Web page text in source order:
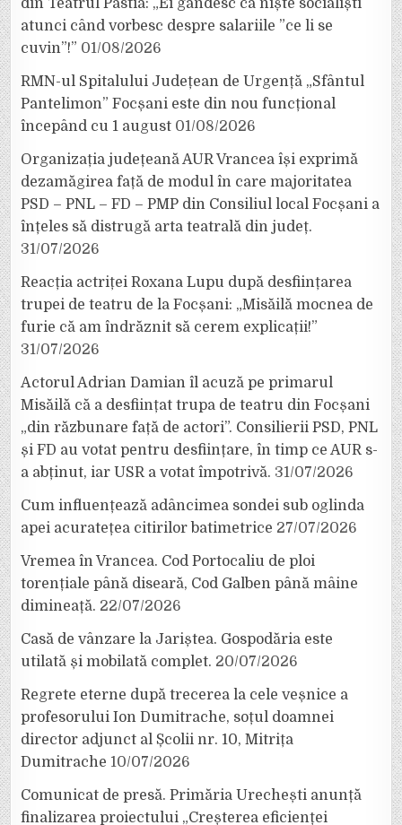
din Teatrul Pastia: „Ei gândesc ca niște socialiști
atunci când vorbesc despre salariile ”ce li se
cuvin”!” 01/08/2026
RMN-ul Spitalului Județean de Urgență „Sfântul
Pantelimon” Focșani este din nou funcțional
începând cu 1 august 01/08/2026
Organizația județeană AUR Vrancea își exprimă
dezamăgirea față de modul în care majoritatea
PSD – PNL – FD – PMP din Consiliul local Focșani a
înțeles să distrugă arta teatrală din județ.
31/07/2026
Reacția actriței Roxana Lupu după desființarea
trupei de teatru de la Focșani: „Misăilă mocnea de
furie că am îndrăznit să cerem explicații!”
31/07/2026
Actorul Adrian Damian îl acuză pe primarul
Misăilă că a desființat trupa de teatru din Focșani
„din răzbunare față de actori”. Consilierii PSD, PNL
și FD au votat pentru desființare, în timp ce AUR s-
a abținut, iar USR a votat împotrivă. 31/07/2026
Cum influențează adâncimea sondei sub oglinda
apei acuratețea citirilor batimetrice 27/07/2026
Vremea în Vrancea. Cod Portocaliu de ploi
torențiale până diseară, Cod Galben până mâine
dimineață. 22/07/2026
Casă de vânzare la Jariștea. Gospodăria este
utilată și mobilată complet. 20/07/2026
Regrete eterne după trecerea la cele veșnice a
profesorului Ion Dumitrache, soțul doamnei
director adjunct al Școlii nr. 10, Mitrița
Dumitrache 10/07/2026
Comunicat de presă. Primăria Urechești anunță
finalizarea proiectului „Creșterea eficienței